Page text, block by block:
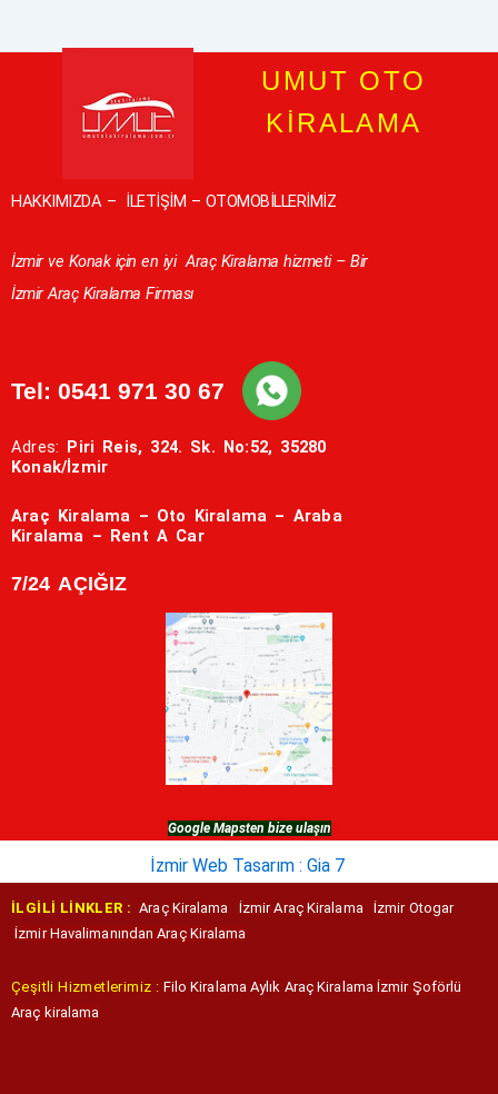
UMUT OTO
KİRALAMA
HAKKIMIZDA– İLETİŞİM – OTOMOBİLLERİMİZ
İzmir ve Konak için en iyiAraç Kiralama hizmeti – Bir
İzmir Araç Kiralama Firması
Tel: 0541 971 30 67
Adres: Piri Reis, 324. Sk. No:52, 35280
Konak/İzmir
Araç Kiralama – Oto Kiralama – Araba
Kiralama – Rent A Car
7/24 AÇIĞIZ
Google Mapsten bize ulaşın
İzmir Web Tasarım : Gia 7
İLGİLİ LİNKLER :Araç Kiralama İzmir Araç Kiralama
İzmir Otogar
İzmir Havalimanından Araç Kiralama
Çeşitli Hizmetlerimiz : Filo KiralamaAylık Araç Kiralama İzmir Şoförlü
Araç kiralama